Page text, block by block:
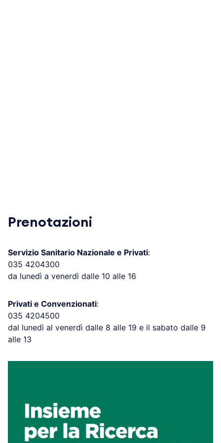
Prenotazioni
Servizio Sanitario Nazionale e Privati:
035 4204300
da lunedì a venerdì dalle 10 alle 16
Privati e Convenzionati:
035 4204500
dal lunedì al venerdì dalle 8 alle 19 e il sabato dalle 9
alle 13